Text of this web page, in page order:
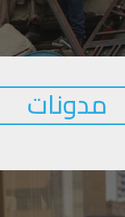
مدونات